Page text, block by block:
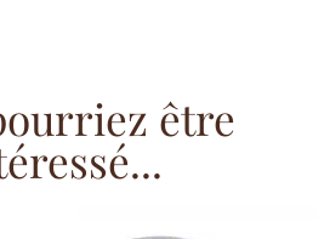
être